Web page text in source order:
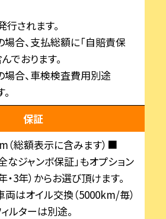
されます。
合、支払総額に「自賠責保
でおります。
合、車検検査費用別途
保証
総額表示に含みます）■
なジャンボ保証」もオプション
・3年）からお選び頂けます。
はオイル交換（5000km/毎）
ルターは別途。